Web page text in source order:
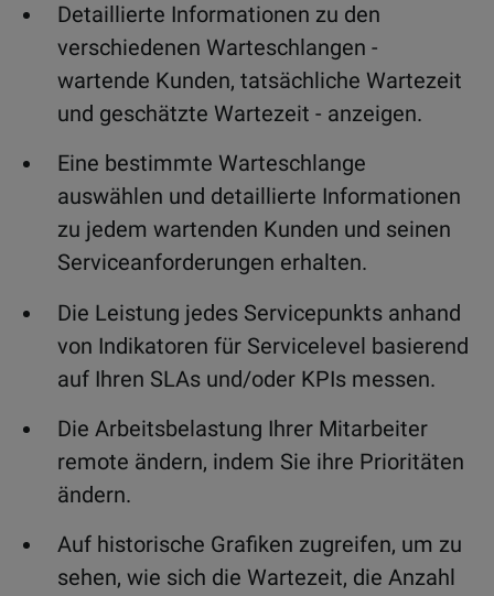
Detaillierte Informationen zu den
verschiedenen Warteschlangen -
wartende Kunden, tatsächliche Wartezeit
und geschätzte Wartezeit - anzeigen.
Eine bestimmte Warteschlange
auswählen und detaillierte Informationen
zu jedem wartenden Kunden und seinen
Serviceanforderungen erhalten.
Die Leistung jedes Servicepunkts anhand
von Indikatoren für Servicelevel basierend
auf Ihren SLAs und/oder KPIs messen.
Die Arbeitsbelastung Ihrer Mitarbeiter
remote ändern, indem Sie ihre Prioritäten
ändern.
Auf historische Grafiken zugreifen, um zu
sehen, wie sich die Wartezeit, die Anzahl